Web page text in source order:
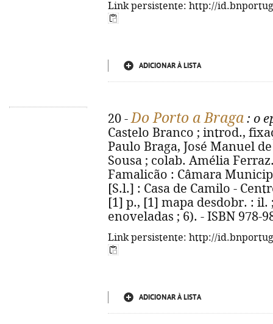
Link persistente: http://
ADICIONAR À LISTA
20 -Do Porto a Braga : o
Castelo Branco ; introd.,
Paulo Braga, José Manuel
Sousa ; colab. Amélia
Famalicão : Câmara
[S.l.] : Casa de Camilo -
[1] p., [1] mapa desdobr. : il.
enoveladas ; 6). - ISBN 978-
Link persistente: http://
ADICIONAR À LISTA